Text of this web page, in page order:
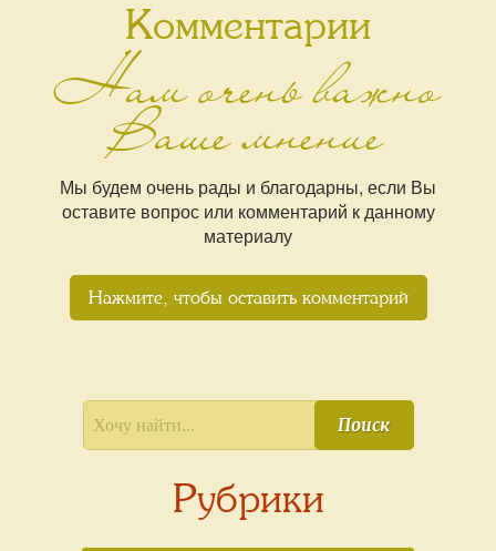
Комментарии
Нам очень важно
Ваше мнение
Мы будем очень рады и благодарны, если Вы
оставите вопрос или комментарий к данному
материалу
Нажмите, чтобы оставить комментарий
Поиск
Рубрики